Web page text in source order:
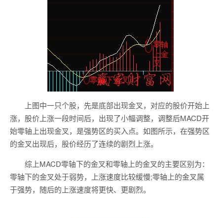
上图中一只个股，先是底部出现金叉，对应的股价开始上
涨，股价上涨一段时间后，出现了小幅调整，调整后MACD开
始零轴上出现金叉，是强势区的买入点。如图所示，在强势区
的金叉出现后，股价经历了连续的剧烈上涨。
综上MACD零轴下的金叉和零轴上的金叉的主要区别为：
零轴下的金叉处于弱势，上涨速度比较缓慢;零轴上的金叉属
于强势，随后的上涨速度将更快、更剧烈。